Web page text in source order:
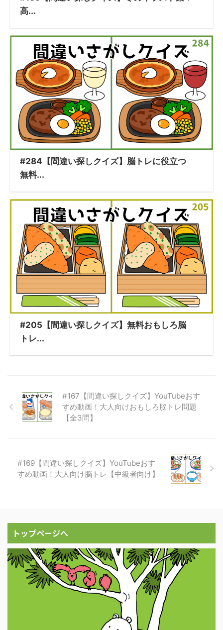
高...
#284【間違い探しクイズ】脳トレに役立つ
無料...
#205【間違い探しクイズ】無料おもしろ脳
トレ...
#167【間違い探しクイズ】YouTubeおす
すめ動画！大人向けおもしろ脳トレ問題
【全3問】
#169【間違い探しクイズ】YouTubeおす
すめ動画！大人向け脳トレ【中級者向け】
トップページへ